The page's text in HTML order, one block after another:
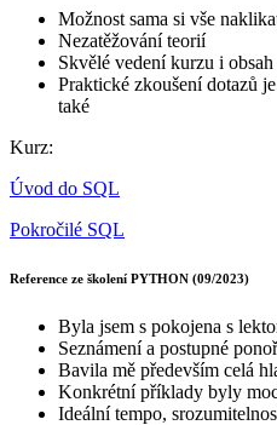
Možnost sama si vše
Nezatěžování teorií
Skvělé vedení kurzu i obsah
Praktické zkoušení dotazů
také
Kurz:
Úvod do SQL
Pokročilé SQL
Reference ze školení PYTHON (09/2023)
Byla jsem s pokojena s
Seznámení a postupné
Bavila mě především celá
Konkrétní příklady byly
Ideální tempo,